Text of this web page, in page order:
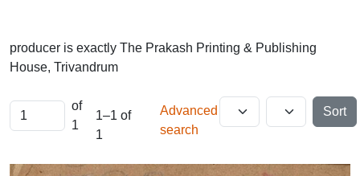
producer is exactly The Prakash Printing & Publishing
House, Trivandrum
of
1
1–1 of
1
Advanced
search
Sort